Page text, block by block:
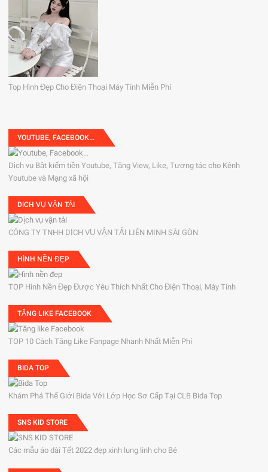
Top Hình Đẹp Cho Điện Thoại Máy Tính Miễn Phí
YOUTUBE, FACEBOOK...
Dịch vụ Bật kiếm tiền Youtube, Tăng View, Like, Tương tác cho Kênh
Youtube và Mạng xã hội
DỊCH VỤ VẬN TẢI
CÔNG TY TNHH DỊCH VỤ VẬN TẢI LIÊN MINH SÀI GÒN
HÌNH NỀN ĐẸP
TOP Hình Nền Đẹp Được Yêu Thích Nhất Cho Điện Thoại, Máy Tính
TĂNG LIKE FACEBOOK
TOP 10 Cách Tăng Like Fanpage Nhanh Nhất Miễn Phí
BIDA TOP
Khám Phá Thế Giới Bida Với Lớp Học Sơ Cấp Tại CLB Bida Top
SNS KID STORE
Các mẫu áo dài Tết 2022 đẹp xinh lung linh cho Bé